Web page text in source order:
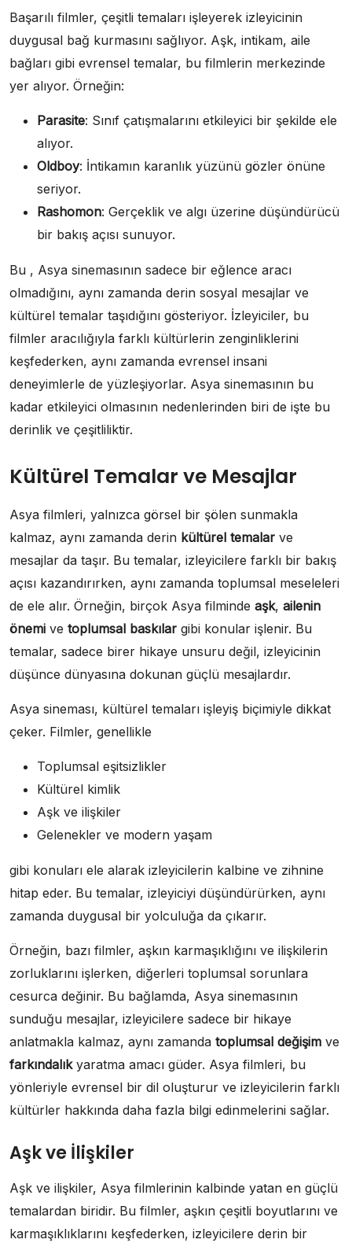
Başarılı filmler, çeşitli temaları işleyerek izleyicinin
duygusal bağ kurmasını sağlıyor. Aşk, intikam, aile
bağları gibi evrensel temalar, bu filmlerin merkezinde
yer alıyor. Örneğin:
Parasite: Sınıf çatışmalarını etkileyici bir şekilde ele
alıyor.
Oldboy: İntikamın karanlık yüzünü gözler önüne
seriyor.
Rashomon: Gerçeklik ve algı üzerine düşündürücü
bir bakış açısı sunuyor.
Bu , Asya sinemasının sadece bir eğlence aracı
olmadığını, aynı zamanda derin sosyal mesajlar ve
kültürel temalar taşıdığını gösteriyor. İzleyiciler, bu
filmler aracılığıyla farklı kültürlerin zenginliklerini
keşfederken, aynı zamanda evrensel insani
deneyimlerle de yüzleşiyorlar. Asya sinemasının bu
kadar etkileyici olmasının nedenlerinden biri de işte bu
derinlik ve çeşitliliktir.
Kültürel Temalar ve Mesajlar
Asya filmleri, yalnızca görsel bir şölen sunmakla
kalmaz, aynı zamanda derin kültürel temalar ve
mesajlar da taşır. Bu temalar, izleyicilere farklı bir bakış
açısı kazandırırken, aynı zamanda toplumsal meseleleri
de ele alır. Örneğin, birçok Asya filminde aşk, ailenin
önemi ve toplumsal baskılar gibi konular işlenir. Bu
temalar, sadece birer hikaye unsuru değil, izleyicinin
düşünce dünyasına dokunan güçlü mesajlardır.
Asya sineması, kültürel temaları işleyiş biçimiyle dikkat
çeker. Filmler, genellikle
Toplumsal eşitsizlikler
Kültürel kimlik
Aşk ve ilişkiler
Gelenekler ve modern yaşam
gibi konuları ele alarak izleyicilerin kalbine ve zihnine
hitap eder. Bu temalar, izleyiciyi düşündürürken, aynı
zamanda duygusal bir yolculuğa da çıkarır.
Örneğin, bazı filmler, aşkın karmaşıklığını ve ilişkilerin
zorluklarını işlerken, diğerleri toplumsal sorunlara
cesurca değinir. Bu bağlamda, Asya sinemasının
sunduğu mesajlar, izleyicilere sadece bir hikaye
anlatmakla kalmaz, aynı zamanda toplumsal değişim ve
farkındalıkyaratma amacı güder. Asya filmleri, bu
yönleriyle evrensel bir dil oluşturur ve izleyicilerin farklı
kültürler hakkında daha fazla bilgi edinmelerini sağlar.
Aşk ve İlişkiler
Aşk ve ilişkiler, Asya filmlerinin kalbinde yatan en güçlü
temalardan biridir. Bu filmler, aşkın çeşitli boyutlarını ve
karmaşıklıklarını keşfederken, izleyicilere derin bir